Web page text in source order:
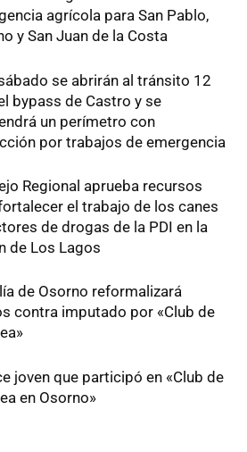
agrícola para San Pablo,
y San Juan de la Costa
se abrirán al tránsito 12
bypass de Castro y se
un perímetro con
por trabajos de emergencia
Regional aprueba recursos
el trabajo de los canes
de drogas de la PDI en la
de Los Lagos
de Osorno reformalizará
contra imputado por «Club de
joven que participó en «Club de
en Osorno»